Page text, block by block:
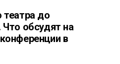
театра до
обсудят на
в